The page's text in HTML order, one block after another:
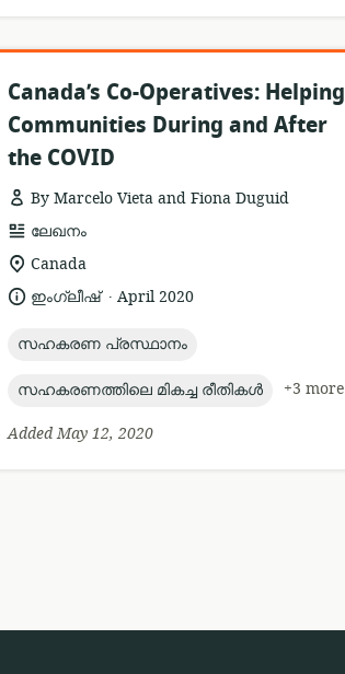
Canada’s Co-Operatives: Helping
Communities During and After
the COVID
By Marcelo Vieta and Fiona Duguid
resource
format:
ലേഖനം
location
relevance:
Canada
language:
ഇംഗ്ലീഷ് .
dateApril 2020
topic:
സഹകരണ പ്രസ്ഥാനം
topic:
സഹകരണത്തിലെ മികച്ച രീതികൾ
+3 more
Added May 12, 2020